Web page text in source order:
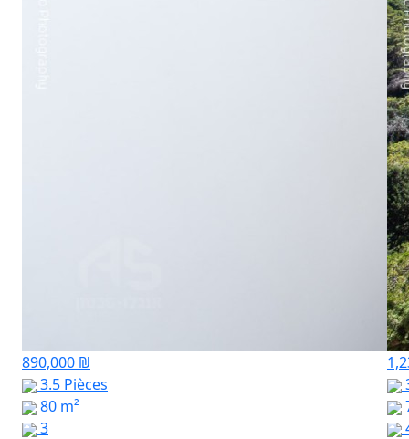
890,000 ₪
3.5 Pièces
80 m²
3